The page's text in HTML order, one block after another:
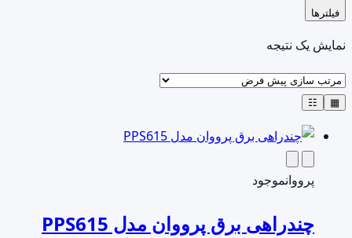
فیلترها
نمایش یک نتیجه
▦
☷
پرووانموجود
چندراهی برق پرووان مدل PPS615